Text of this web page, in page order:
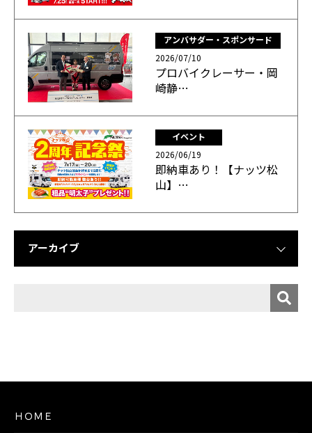
アンバサダー・スポンサード
2026/07/10
プロバイクレーサー・岡
崎静…
イベント
2026/06/19
即納車あり！【ナッツ松
山】…
アーカイブ
ＨＯＭＥ